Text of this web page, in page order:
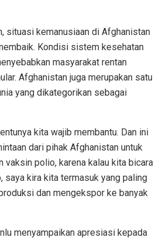
situasi kemanusiaan di Afghanistan
Kondisi sistem kesehatan
masyarakat rentan
Afghanistan juga merupakan satu
yang dikategorikan sebagai
kita wajib membantu. Dan ini
dari pihak Afghanistan untuk
vaksin polio, karena kalau kita bicara
saya kira kita termasuk yang paling
dan mengekspor ke banyak
menyampaikan apresiasi kepada